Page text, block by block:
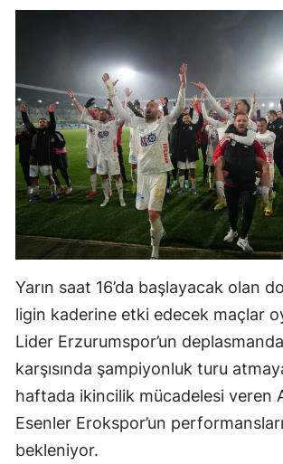
Yarın saat 16’da başlayacak olan
ligin kaderine etki edecek maçlar
Lider Erzurumspor’un
karşısında şampiyonluk turu
haftada ikincilik mücadelesi veren
Esenler Erokspor’un
bekleniyor.